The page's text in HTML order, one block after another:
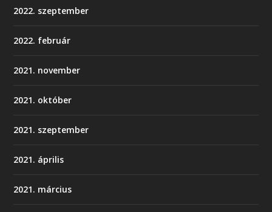
2022. szeptember
2022. február
2021. november
2021. október
2021. szeptember
2021. április
2021. március